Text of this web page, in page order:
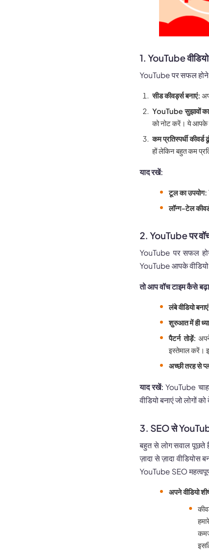
1. YouTube
YouTube पर सफल
सीड कीवर्ड्स बनाएं:
YouTube सुझावों
को नोट करें। ये आपके
कम प्रतिस्पर्धी कीवर्ड
हों लेकिन बहुत कम
याद रखें:
टूल का उपयोग:
लॉन्ग-टेल
2. YouTube पर
YouTube पर सफल
YouTube आपके वीडियो
तो आप वॉच टाइम कैसे
लंबे वीडियो
शुरुआत में ही
पैटर्न तोड़ें:
इस्तेमाल करें।
अच्छी तरह से
याद रखें: YouTube
वीडियो बनाएं जो लोगों
3. SEO से
बहुत से लोग सवाल पूछते
ज़ादा से ज़ादा वीडियोस
YouTube SEO
अपने वीडियो